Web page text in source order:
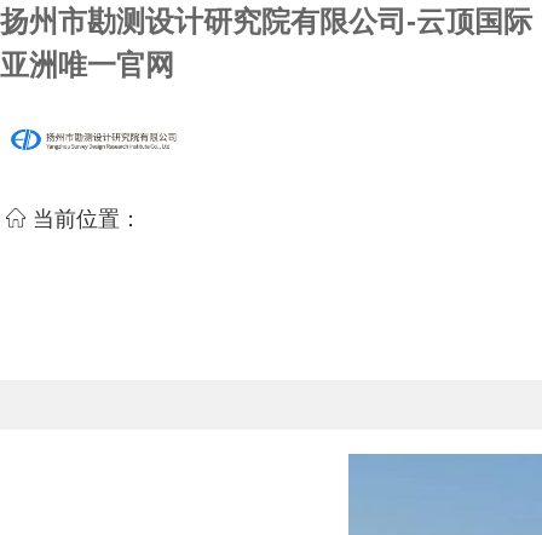
扬州市勘测设计研究院有限公司-云顶国际
亚洲唯一官网
当前位置：